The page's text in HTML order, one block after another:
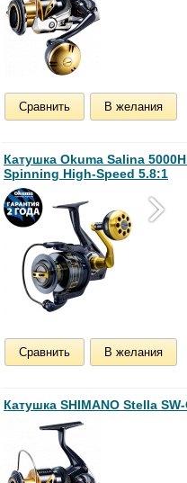
Сравнить В желания
Катушка Okuma Salina
Spinning High-Speed 5.8:1
Сравнить В желания
Катушка SHIMANO Stella SW-